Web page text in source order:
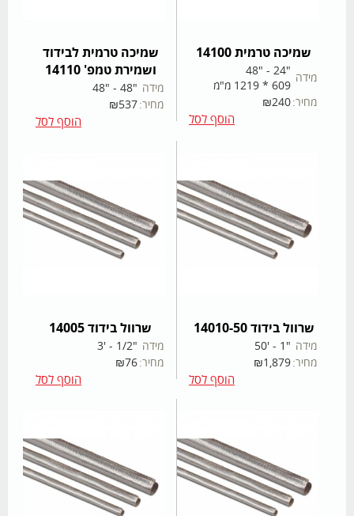
שמיכה טרמית 14100
מידה "24 - "48
609 * 1219 מ"מ
מחיר:
₪240
הוסף לסל
שמיכה טרמית לבידוד
ושמירת טמפ' 14110
מידה "48 - "48
מחיר:
₪537
הוסף לסל
שרוול בידוד 14010-50
מידה "1 - '50
מחיר:
₪1,879
הוסף לסל
שרוול בידוד 14005
מידה "1/2 - '3
מחיר:
₪76
הוסף לסל